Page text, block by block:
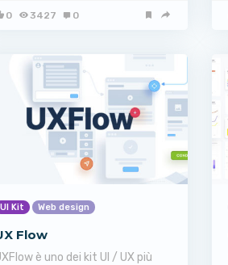
0 3427 0
UI Kit Web design
Flow
è uno dei kit UI / UX più